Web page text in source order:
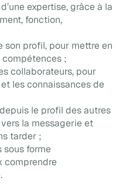
expertise, grâce à la
fonction,
son profil, pour mettre en
compétences ;
collaborateurs, pour
les connaissances de
le profil des autres
la messagerie et
tarder ;
sous forme
comprendre